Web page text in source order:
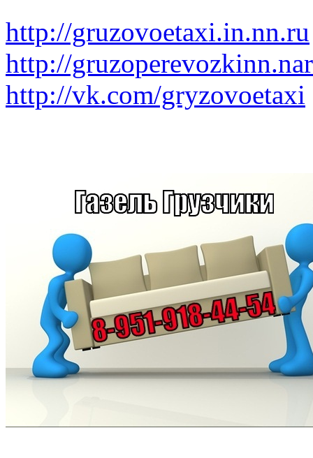
http://gruzovoetaxi.in.nn.ru
http://
http://vk.com/gryzovoetaxi